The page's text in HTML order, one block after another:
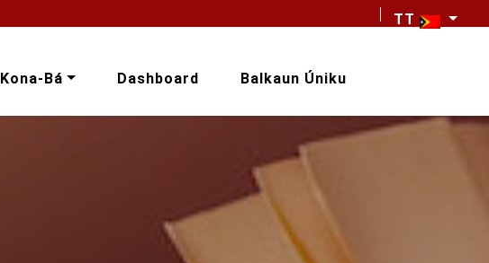
TT
Kona-Bá Dashboard Balkaun Úniku